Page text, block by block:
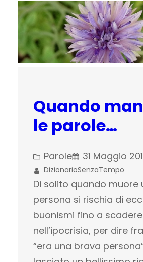
Quando
le parole…
Parole 31 Maggio
DizionarioSenzaTempo
Di solito quando muore
persona si rischia di
buonismi fino a scadere
nell’ipocrisia, per dire
“era una brava